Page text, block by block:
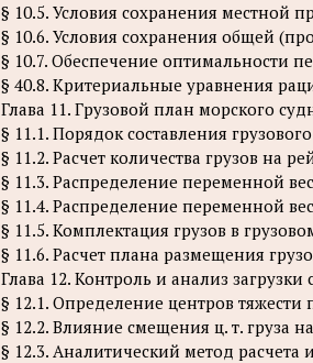
§ 10.5. Условия сохранения местной
§ 10.6. Условия сохранения общей
§ 10.7. Обеспечение оптимальности
§ 40.8. Критериальные уравнения
Глава 11. Грузовой план морского
§ 11.1. Порядок составления
§ 11.2. Расчет количества грузов на
§ 11.3. Распределение переменной
§ 11.4. Распределение переменной
§ 11.5. Комплектация грузов в
§ 11.6. Расчет плана размещения
Глава 12. Контроль и анализ загрузки
§ 12.1. Определение центров тяжести
§ 12.2. Влияние смещения ц. т. груза
§ 12.3. Аналитический метод